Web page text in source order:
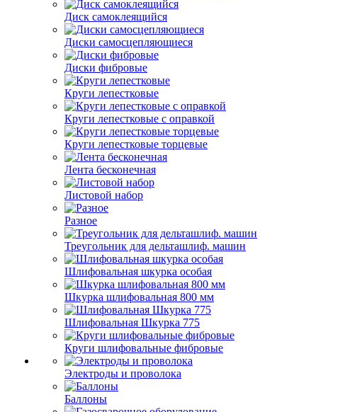
Диск самоклеящийся
Диски самосцепляющиеся
Диски фибровые
Круги лепестковые
Круги лепестковые с оправкой
Круги лепестковые торцевые
Лента бесконечная
Листовой набор
Разное
Треугольник для дельташлиф. машин
Шлифовальная шкурка особая
Шкурка шлифовальная 800 мм
Шлифовальная Шкурка 775
Круги шлифовальные фибровые
Электроды и проволока
Баллоны